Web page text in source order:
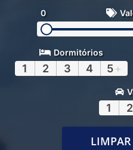
0
Dormitórios
1 2 3 4 5+
1 2